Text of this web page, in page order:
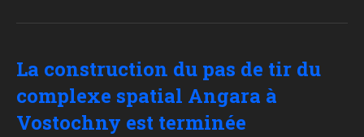
La construction du pas de tir du
complexe spatial Angara à
Vostochny est terminée